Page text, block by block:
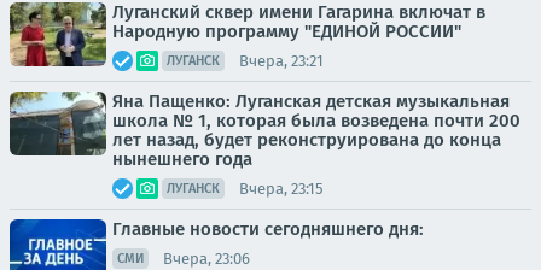
Луганский сквер имени Гагарина включат в
Народную программу "ЕДИНОЙ РОССИИ"
ЛУГАНСК Вчера, 23:21
Яна Пащенко: Луганская детская музыкальная
школа № 1, которая была возведена почти 200
лет назад, будет реконструирована до конца
нынешнего года
ЛУГАНСК Вчера, 23:15
Главные новости сегодняшнего дня:
СМИ Вчера, 23:06